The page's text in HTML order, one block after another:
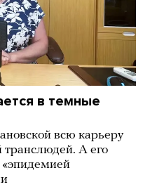
в темные
всю карьеру
транслюдей. А его
«эпидемией